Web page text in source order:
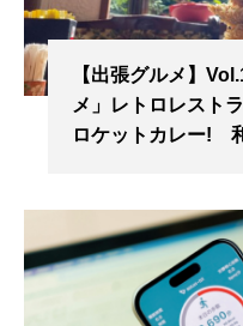
【出張グルメ】
メ」レトロレスト
ロケットカレー!